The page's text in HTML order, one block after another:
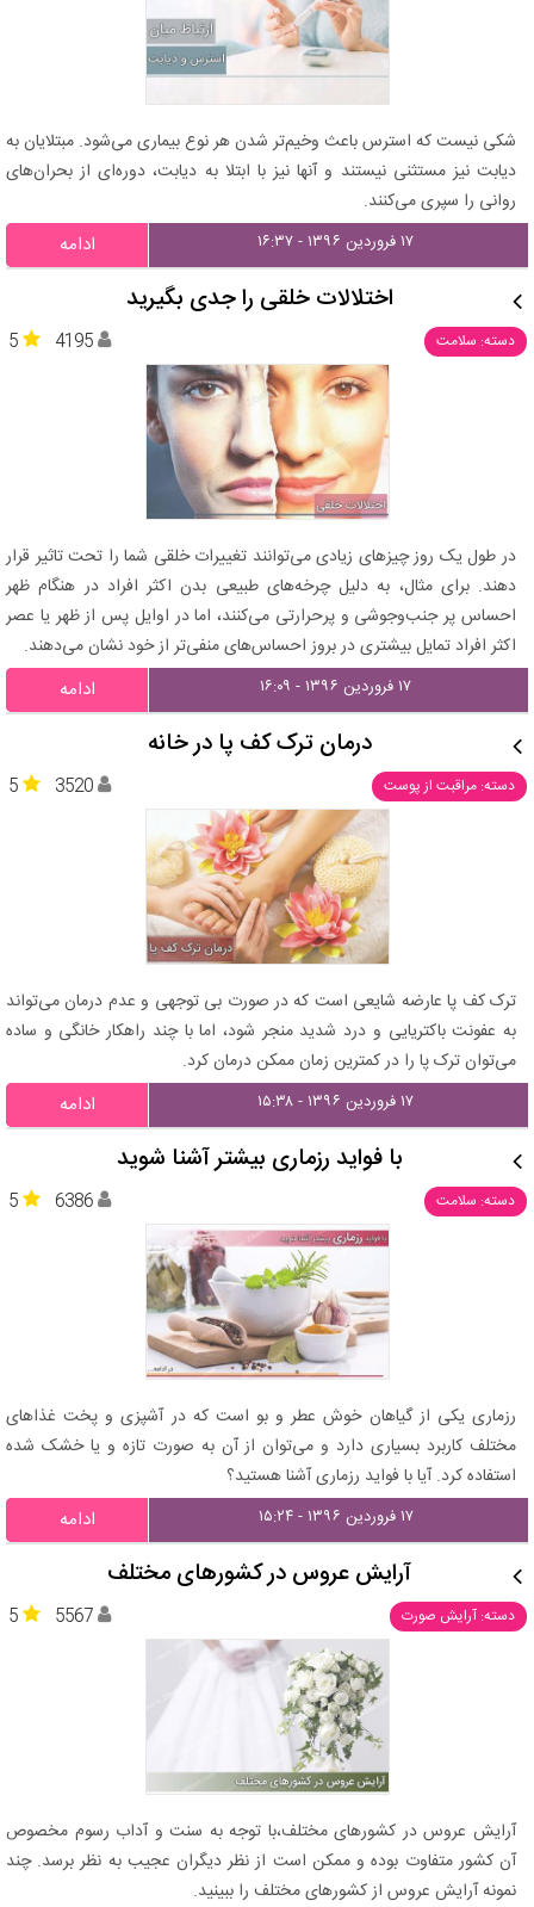
شکی نیست که استرس باعث وخیم‌تر شدن هر نوع بیماری می‌شود. مبتلایان به
دیابت نیز مستثنی نیستند و آنها نیز با ابتلا به دیابت، دوره‌ای از بحران‌های
روانی را سپری می‌کنند.
۱۷ فروردین ۱۳۹۶ - ۱۶:۳۷ ادامه
اختلالات خلقی را جدی بگیرید
دسته: سلامت 5 4195
در طول یک روز چیزهای زیادی می‌توانند تغییرات خلقی شما را تحت تاثیر قرار
دهند. برای مثال، به دلیل چرخه‌های طبیعی بدن اکثر افراد در هنگام ظهر
احساس پر جنب‌وجوشی و پرحرارتی می‌کنند، اما در اوایل پس از ظهر یا عصر
اکثر افراد تمایل بیشتری در بروز احساس‌های منفی‌تر از خود نشان می‌دهند.
۱۷ فروردین ۱۳۹۶ - ۱۶:۰۹ ادامه
درمان ترک کف پا در خانه
دسته: مراقبت از پوست 5 3520
ترک کف پا عارضه شایعی است که در صورت بی توجهی و عدم درمان می‌تواند
به عفونت باکتریایی و درد شدید منجر شود، اما با چند راهکار خانگی و ساده
می‌توان ترک پا را در کمترین زمان ممکن درمان کرد.
۱۷ فروردین ۱۳۹۶ - ۱۵:۳۸ ادامه
با فواید رزماری بیشتر آشنا شوید
دسته: سلامت 5 6386
رزماری یکی از گیاهان خوش عطر و بو است که در آشپزی و پخت غذاهای
مختلف کاربرد بسیاری دارد و می‌توان از آن به صورت تازه و یا خشک شده
استفاده کرد. آیا با فواید رزماری آشنا هستید؟
۱۷ فروردین ۱۳۹۶ - ۱۵:۲۴ ادامه
آرایش عروس در کشورهای مختلف
دسته: آرایش صورت 5 5567
آرایش عروس در کشورهای مختلف،با توجه به سنت و آداب رسوم مخصوص
آن کشور متفاوت بوده و ممکن است از نظر دیگران عجیب به نظر برسد. چند
نمونه آرایش عروس از کشورهای مختلف را ببینید.